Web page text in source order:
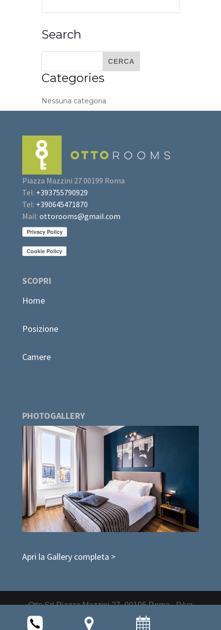
Search
Categories
Nessuna categoria
Piazza Mazzini 27 00199 Roma
Tel: +393755790929
Tel: +390645471870
Mail: ottorooms@gmail.com
SCOPRI
Home
Posizione
Camere
PHOTOGALLERY
Apri la Gallery completa >
Otto Srl Piazza Mazzini 27, 00195 Roma - P.Iva
14676551006 |
Realizzazione Siti Web